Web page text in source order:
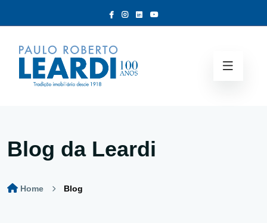
Blog da Leardi
Home Blog